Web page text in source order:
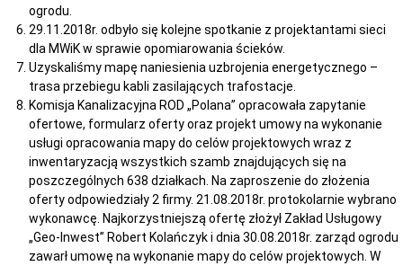
ogrodu.
29.11.2018r. odbyło się kolejne spotkanie z projektantami sieci
dla MWiK w sprawie opomiarowania ścieków.
Uzyskaliśmy mapę naniesienia uzbrojenia energetycznego –
trasa przebiegu kabli zasilających trafostacje.
Komisja Kanalizacyjna ROD „Polana” opracowała zapytanie
ofertowe, formularz oferty oraz projekt umowy na wykonanie
usługi opracowania mapy do celów projektowych wraz z
inwentaryzacją wszystkich szamb znajdujących się na
poszczególnych 638 działkach. Na zaproszenie do złożenia
oferty odpowiedziały 2 firmy. 21.08.2018r. protokolarnie wybrano
wykonawcę. Najkorzystniejszą ofertę złożył Zakład Usługowy
„Geo-Inwest” Robert Kolańczyk i dnia 30.08.2018r. zarząd ogrodu
zawarł umowę na wykonanie mapy do celów projektowych. W